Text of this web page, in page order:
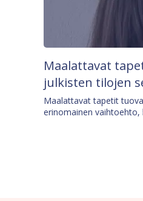
Maalattavat
julkisten tilojen
Maalattavat tapetit
erinomainen